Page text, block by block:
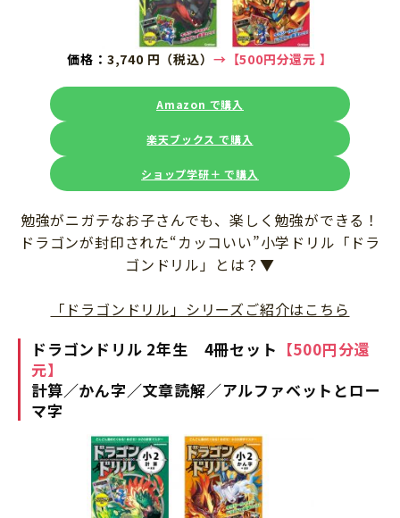
価格： 3,740 円（税込） → 【500円分還元 】
Amazon で購入
楽天ブックス で購入
ショップ学研＋ で購入
勉強がニガテなお子さんでも、楽しく勉強ができる！
ドラゴンが封印された“カッコいい”小学ドリル「ドラ
ゴンドリル」とは？▼
「ドラゴンドリル」シリーズご紹介はこちら
ドラゴンドリル 2年生 4冊セット 【500円分還
元】
計算／かん字／文章読解／アルファベットとロー
マ字